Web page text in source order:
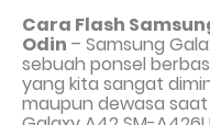
Cara Flash
Odin – Samsung
sebuah ponsel
yang kita sangat
maupun dewasa saat